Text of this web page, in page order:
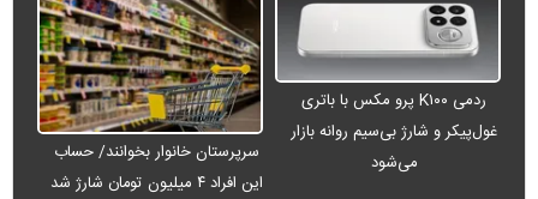
ردمی K۱۰۰ پرو مکس با باتری
غول‌پیکر و شارژ بی‌سیم روانه بازار
می‌شود
سرپرستان خانوار بخوانند/ حساب
این افراد ۴ میلیون تومان شارژ شد